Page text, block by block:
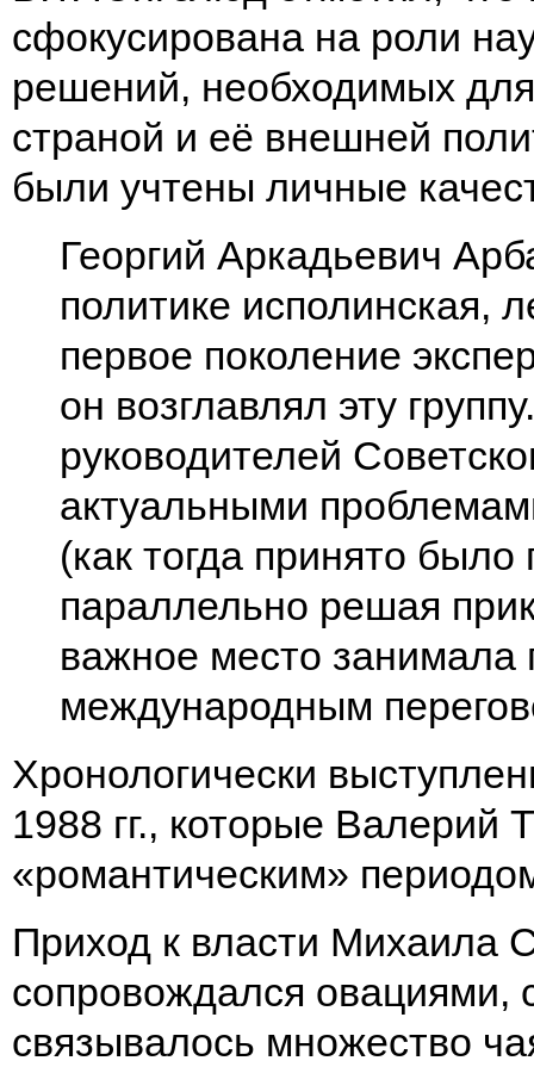
сфокусирована на роли
решений, необходимых
страной и её внешней
были учтены личные
Георгий Аркадьевич
политике исполинская,
первое поколение
он возглавлял эту
руководителей
актуальными
(как тогда принято было
параллельно решая
важное место занимала
международным
Хронологически
1988 гг., которые Валерий
«романтическим»
Приход к власти Михаила
сопровождался овациями,
связывалось множество